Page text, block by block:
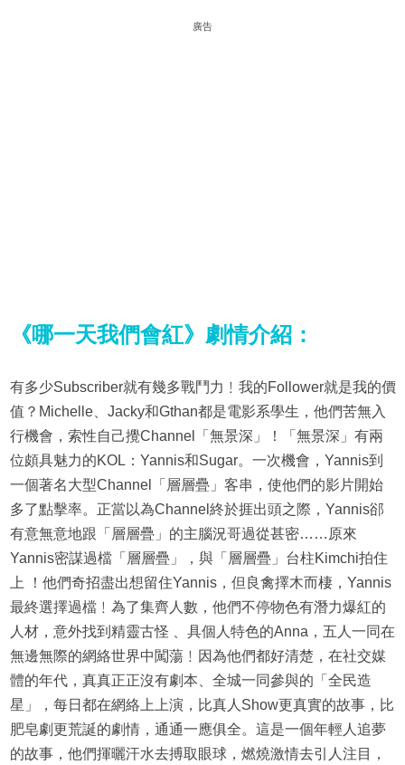
廣告
《哪一天我們會紅》劇情介紹：
有多少Subscriber就有幾多戰鬥力﹗我的Follower就是我的價
值？Michelle、Jacky和Gthan都是電影系學生，他們苦無入
行機會，索性自己攪Channel「無景深」！「無景深」有兩
位頗具魅力的KOL：Yannis和Sugar。一次機會，Yannis到
一個著名大型Channel「層層疊」客串，使他們的影片開始
多了點擊率。正當以為Channel終於捱出頭之際，Yannis郤
有意無意地跟「層層疊」的主腦況哥過從甚密……原來
Yannis密謀過檔「層層疊」，與「層層疊」台柱Kimchi拍住
上 ！他們奇招盡出想留住Yannis，但良禽擇木而棲，Yannis
最終選擇過檔﹗為了集齊人數，他們不停物色有潛力爆紅的
人材，意外找到精靈古怪 、具個人特色的Anna，五人一同在
無邊無際的網絡世界中闖蕩﹗因為他們都好清楚，在社交媒
體的年代，真真正正沒有劇本、全城一同參與的「全民造
星」，每日都在網絡上上演，比真人Show更真實的故事，比
肥皂劇更荒誕的劇情，通通一應俱全。這是一個年輕人追夢
的故事，他們揮曬汗水去搏取眼球，燃燒激情去引人注目，